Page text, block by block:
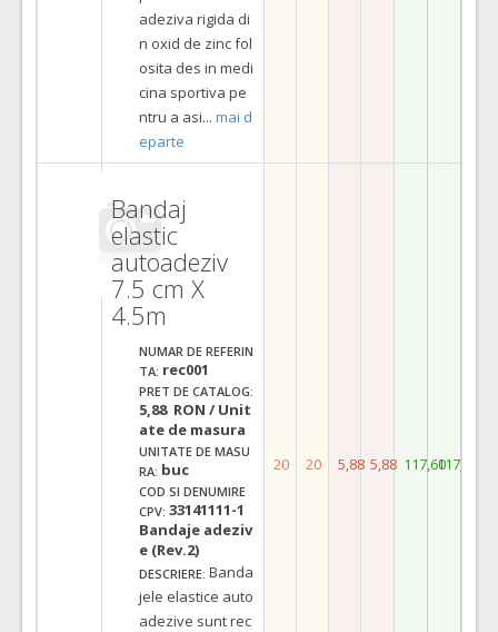
adeziva rigida di
n oxid de zinc fol
osita des in medi
cina sportiva pe
ntru a asi... mai d
eparte
Bandaj
elastic
autoadeziv
7.5 cm X
4.5m
NUMAR DE REFERIN
TA: rec001
PRET DE CATALOG:
5,88 RON / Unit
ate de masura
UNITATE DE MASU
RA: buc
COD SI DENUMIRE
CPV: 33141111-1
Bandaje adeziv
e (Rev.2)
DESCRIERE: Banda
jele elastice auto
adezive sunt rec
20 20 5,88 5,88 117,60117,60